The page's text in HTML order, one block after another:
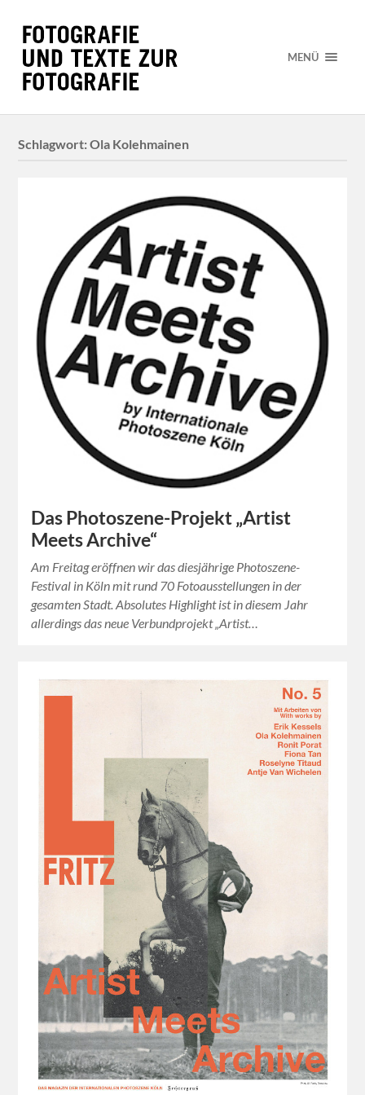
MENÜ
Schlagwort:Ola Kolehmainen
Das Photoszene-Projekt „Artist
Meets Archive“
Am Freitag eröffnen wir das diesjährige Photoszene-
Festival in Köln mit rund 70 Fotoausstellungen in der
gesamten Stadt. Absolutes Highlight ist in diesem Jahr
allerdings das neue Verbundprojekt „Artist…